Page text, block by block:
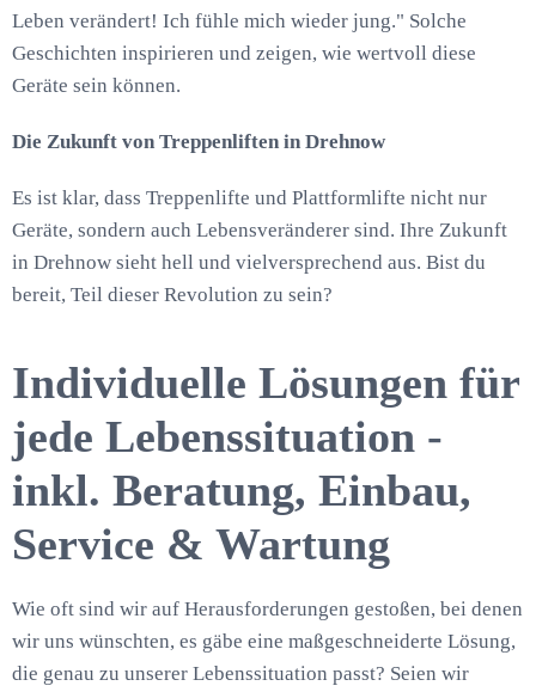
Leben verändert! Ich fühle mich wieder jung." Solche
Geschichten inspirieren und zeigen, wie wertvoll diese
Geräte sein können.
Die Zukunft von Treppenliften in Drehnow
Es ist klar, dass Treppenlifte und Plattformlifte nicht nur
Geräte, sondern auch Lebensveränderer sind. Ihre Zukunft
in Drehnow sieht hell und vielversprechend aus. Bist du
bereit, Teil dieser Revolution zu sein?
Individuelle Lösungen für
jede Lebenssituation -
inkl. Beratung, Einbau,
Service & Wartung
Wie oft sind wir auf Herausforderungen gestoßen, bei denen
wir uns wünschten, es gäbe eine maßgeschneiderte Lösung,
die genau zu unserer Lebenssituation passt? Seien wir